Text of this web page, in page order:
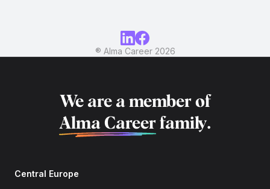
® Alma Career2026
We are a member of
Alma Career family.
Central Europe